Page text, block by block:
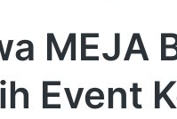
MEJA
Event